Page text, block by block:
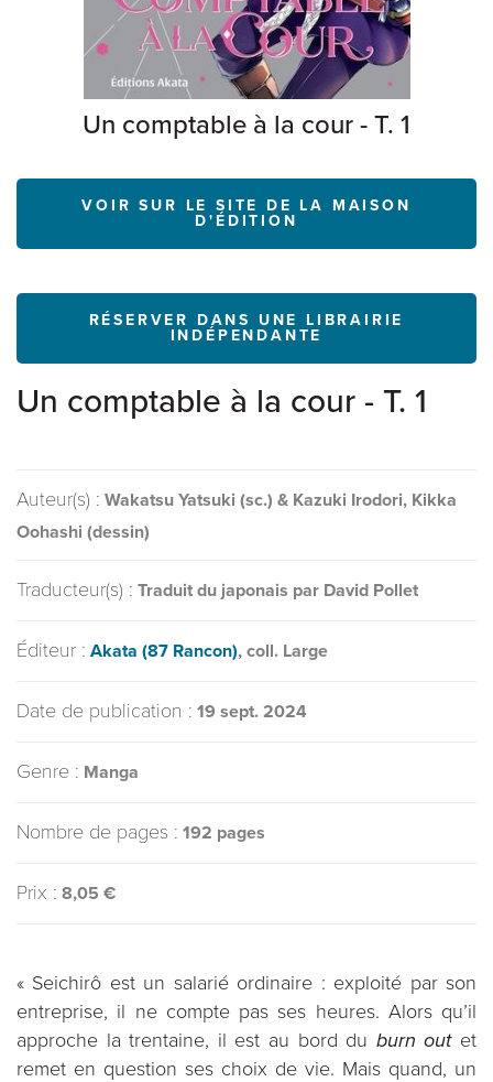
Un comptable à la cour - T. 1
VOIR SUR LE SITE DE LA MAISON
D'ÉDITION
RÉSERVER DANS UNE LIBRAIRIE
INDÉPENDANTE
Un comptable à la cour - T. 1
Auteur(s) : Wakatsu Yatsuki (sc.) & Kazuki Irodori, Kikka
Oohashi (dessin)
Traducteur(s) : Traduit du japonais par David Pollet
Éditeur : Akata (87 Rancon), coll. Large
Date de publication : 19 sept. 2024
Genre : Manga
Nombre de pages : 192 pages
Prix : 8,05 €
« Seichirô est un salarié ordinaire : exploité par son
entreprise, il ne compte pas ses heures. Alors qu’il
approche la trentaine, il est au bord du burn outet
remet en question ses choix de vie. Mais quand, un